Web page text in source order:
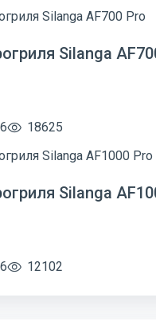
Silanga
18625
Silanga
12102